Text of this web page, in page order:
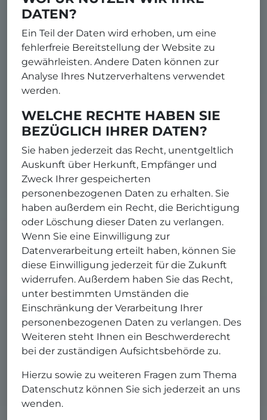
DATEN?
Ein Teil der Daten wird erhoben, um eine
fehlerfreie Bereitstellung der Website zu
gewährleisten. Andere Daten können zur
Analyse Ihres Nutzerverhaltens verwendet
werden.
WELCHE RECHTE HABEN SIE
BEZÜGLICH IHRER DATEN?
Sie haben jederzeit das Recht, unentgeltlich
Auskunft über Herkunft, Empfänger und
Zweck Ihrer gespeicherten
personenbezogenen Daten zu erhalten. Sie
haben außerdem ein Recht, die Berichtigung
oder Löschung dieser Daten zu verlangen.
Wenn Sie eine Einwilligung zur
Datenverarbeitung erteilt haben, können Sie
diese Einwilligung jederzeit für die Zukunft
widerrufen. Außerdem haben Sie das Recht,
unter bestimmten Umständen die
Einschränkung der Verarbeitung Ihrer
personenbezogenen Daten zu verlangen. Des
Weiteren steht Ihnen ein Beschwerderecht
bei der zuständigen Aufsichtsbehörde zu.
Hierzu sowie zu weiteren Fragen zum Thema
Datenschutz können Sie sich jederzeit an uns
wenden.